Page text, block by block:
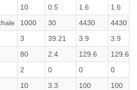
10 0.5 1.6
1.6
1000 30 4430
4430
3 39.21 3.9
3.9
80 2.4 129.6
129.6
2 0 0
0
10 3.3 100
100